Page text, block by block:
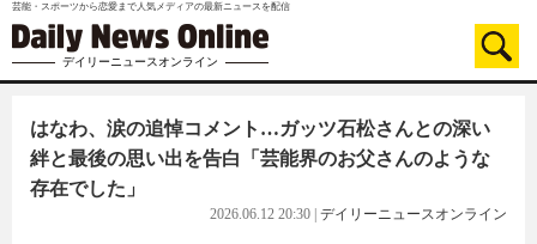
芸能・スポーツから恋愛まで人気メディアの最新ニュースを配信
デイリーニュースオンライン
はなわ、涙の追悼コメント…ガッツ石松さんとの深い
絆と最後の思い出を告白「芸能界のお父さんのような
存在でした」
2026.06.12 20:30 デイリーニュースオンライン